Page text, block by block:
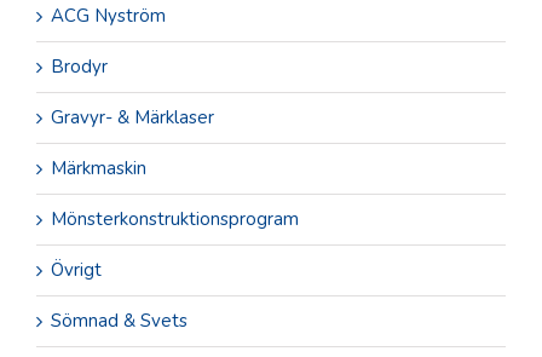
ACG Nyström
Brodyr
Gravyr- & Märklaser
Märkmaskin
Mönsterkonstruktionsprogram
Övrigt
Sömnad & Svets